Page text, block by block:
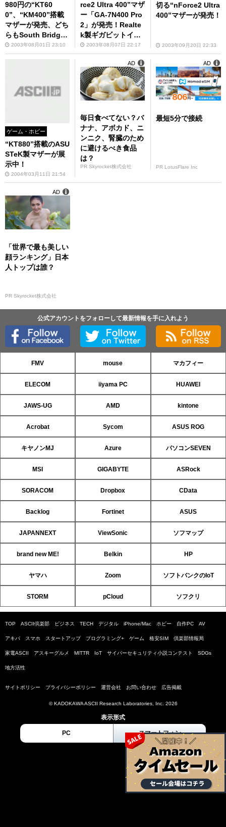
980円の“KT60
0”、“KM400”搭載
マザーが発売、どち
らもSouth Bridge
に“VT8237”を採用
2003年08月01日 23:10
rce2 Ultra 400”マザ
ー「GA-7N400 Pro
2」が発売！Realte
k製ギガビットイー
サチップを採用
2003年08月07日 22:17
切る“nForce2 Ultra
400”マザーが発売！
2003年09月20日 22:33
ゲーム・ホビー
“KT880”搭載のASU
STeK製マザーが展
示中！
2004年03月11日 21:54
毎日食べてない？バ
ナナ、アボカド、ニ
ンニク、腎臓のため
に避けるべき食品
は？
PR Skyrocket株式会社
AD
最短5分で接続
PR LotusFlare Inc
AD
「世界で最も美しい
顔ランキング」日本
人トップは誰？
PR Skyrocket株式会社
AD
公式アカウントをフォローして最新情報を手に入れよう
FMV mouse マカフィー
ELECOM iiyama PC HUAWEI
JAWS-UG AMD kintone
Acrobat Sycom ASUS ROG
キヤノンMJ Azure パソコンSEVEN
MSI GIGABYTE ASRock
SORACOM Dropbox CData
Backlog Fortinet ASUS
JAPANNEXT ViewSonic ソフマップ
brand new ME! Belkin HP
ヤマハ Zoom ソフトバンクのIoT
STORM pCloud ソフクリ
TOP ASCII倶楽部 ビジネス TECH デジタル iPhone/Mac ホビー 自作PC AV
アキバ スマホ スタートアップ プログラミング+ ゲーム 格安SIM 倶楽部情報局
家電ASCII アスキーグルメ MITTR IoT サイバーセキュリティ小説コンテスト SDGs
地方活性
サイトポリシー プライバシーポリシー 運営会社 お問い合わせ 広告掲載
© KADOKAWA ASCII Research Laboratories, Inc. 2026
表示形式
PC スマートフォン